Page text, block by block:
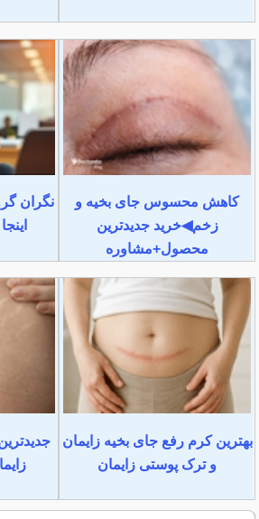
کاهش محسوس جای بخیه و
زخم◀خرید جدیدترین
محصول+مشاوره
نگران
بهترین کرم رفع جای بخیه زایمان
و ترک پوستی زایمان